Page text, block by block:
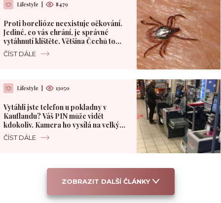
Lifestyle 8479
Proti borelióze neexistuje očkování.
Jediné, co vás chrání, je správné
vytáhnutí klíštěte. Většina Čechů to
dělá špatně
ČÍST DÁLE
Lifestyle 13050
Vytáhli jste telefon u pokladny v
Kauflandu? Váš PIN může vidět
kdokoliv. Kamera ho vysílá na velký
monitor
ČÍST DÁLE
ZOBRAZIT DALŠÍ ČLÁNKY